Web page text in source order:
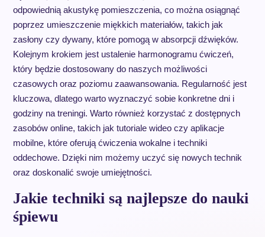
odpowiednią akustykę pomieszczenia, co można osiągnąć
poprzez umieszczenie miękkich materiałów, takich jak
zasłony czy dywany, które pomogą w absorpcji dźwięków.
Kolejnym krokiem jest ustalenie harmonogramu ćwiczeń,
który będzie dostosowany do naszych możliwości
czasowych oraz poziomu zaawansowania. Regularność jest
kluczowa, dlatego warto wyznaczyć sobie konkretne dni i
godziny na treningi. Warto również korzystać z dostępnych
zasobów online, takich jak tutoriale wideo czy aplikacje
mobilne, które oferują ćwiczenia wokalne i techniki
oddechowe. Dzięki nim możemy uczyć się nowych technik
oraz doskonalić swoje umiejętności.
Jakie techniki są najlepsze do nauki
śpiewu